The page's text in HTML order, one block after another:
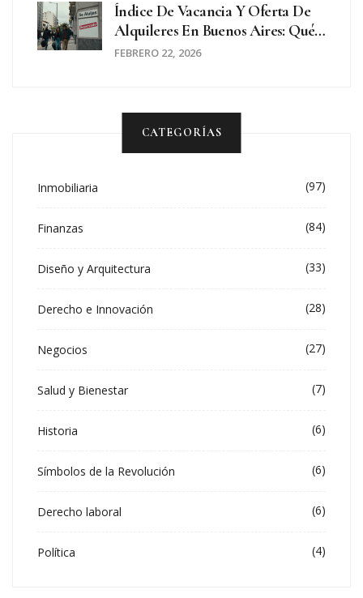
Índice De Vacancia Y Oferta De
Alquileres En Buenos Aires: Qué
Dice El Mercado En 2026
FEBRERO 22, 2026
CATEGORÍAS
Inmobiliaria (97)
Finanzas (84)
Diseño y Arquitectura (33)
Derecho e Innovación (28)
Negocios (27)
Salud y Bienestar (7)
Historia (6)
Símbolos de la Revolución (6)
Derecho laboral (6)
Política (4)